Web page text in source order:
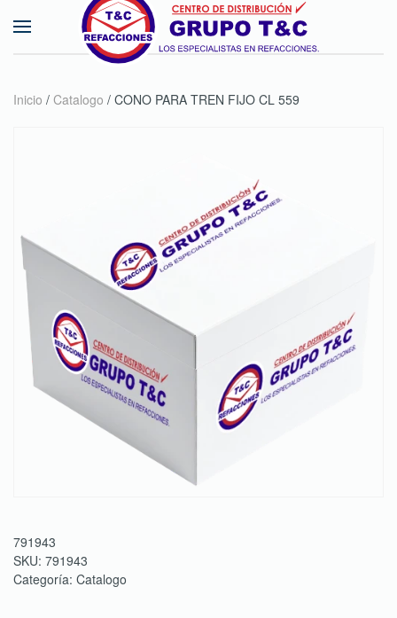
Skip to main content
Inicio / Catalogo / CONO PARA TREN FIJO CL 559
791943
SKU: 791943
Categoría: Catalogo